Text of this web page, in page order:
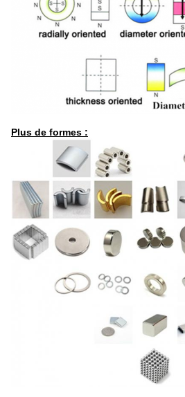
Plus de formes :